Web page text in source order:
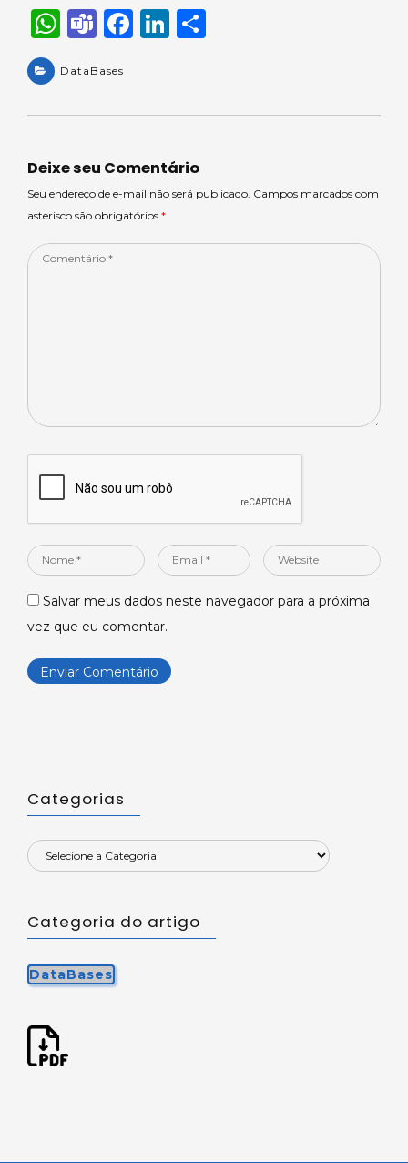
W
a
ts
p
p
T
a
m
F
e
o
o
k
Li
e
n
e
DataBases
Deixe seu Comentário
Seu endereço de e-mail não será publicado. Campos marcados com
asterisco são obrigatórios *
Comentário
Nome
Email
Website
Salvar meus dados neste navegador para a próxima
vez que eu comentar.
Categorias
Categoria do artigo
DataBases